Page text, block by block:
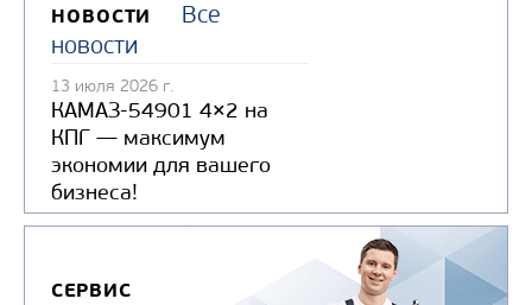
НОВОСТИ
Все
новости
13 июля 2026 г.
КАМАЗ-54901 4×2 на
КПГ — максимум
экономии для вашего
бизнеса!
СЕРВИС